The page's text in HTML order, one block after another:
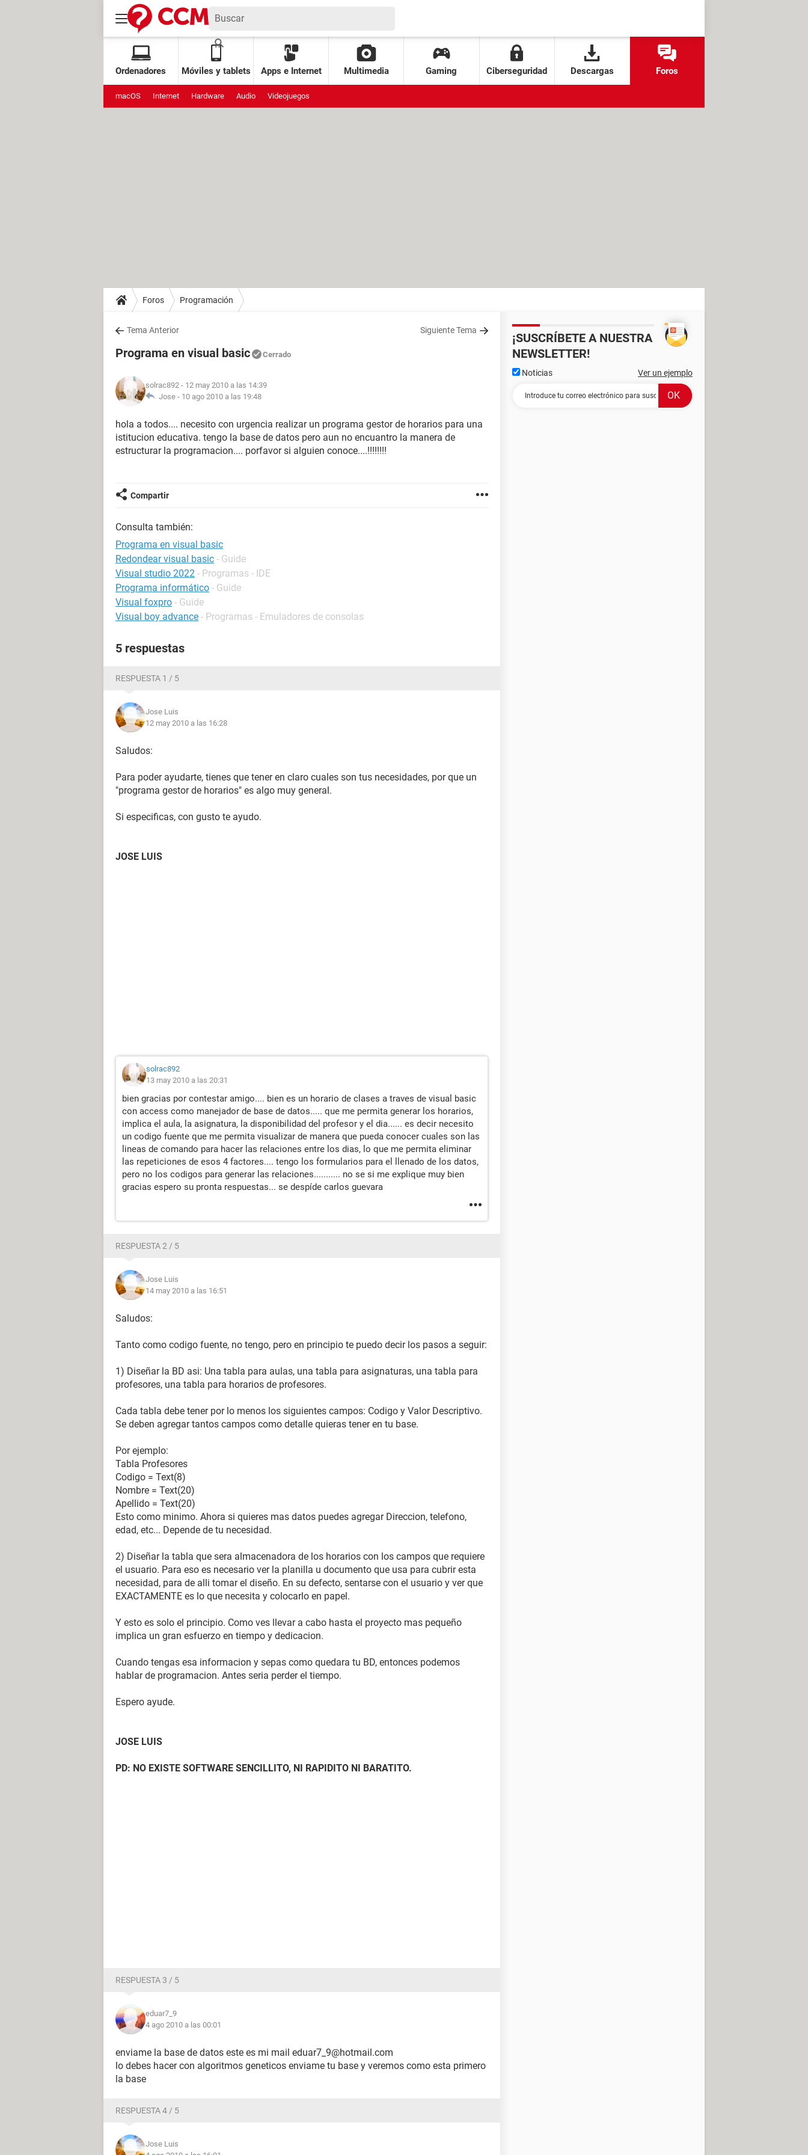
Ordenadores Móviles y tablets Apps e Internet Multimedia Gaming Ciberseguridad Descargas Foros
macOS Internet Hardware Audio Videojuegos
Foros Programación
Tema Anterior Siguiente Tema
Programa en visual basic Cerrado
solrac892 - 12 may 2010 a las 14:39
Jose - 10 ago 2010 a las 19:48
hola a todos.... necesito con urgencia realizar un programa gestor de horarios para una
istitucion educativa. tengo la base de datos pero aun no encuantro la manera de
estructurar la programacion.... porfavor si alguien conoce....!!!!!!!!
Compartir
Consulta también:
Programa en visual basic
Redondear visual basic - Guide
Visual studio 2022 - Programas - IDE
Programa informático - Guide
Visual foxpro - Guide
Visual boy advance - Programas - Emuladores de consolas
5 respuestas
RESPUESTA 1 / 5
Jose Luis
12 may 2010 a las 16:28
Saludos:
Para poder ayudarte, tienes que tener en claro cuales son tus necesidades, por que un
"programa gestor de horarios" es algo muy general.
Si especificas, con gusto te ayudo.
JOSE LUIS
solrac892
13 may 2010 a las 20:31
bien gracias por contestar amigo.... bien es un horario de clases a traves de visual basic
con access como manejador de base de datos..... que me permita generar los horarios,
implica el aula, la asignatura, la disponibilidad del profesor y el dia...... es decir necesito
un codigo fuente que me permita visualizar de manera que pueda conocer cuales son las
lineas de comando para hacer las relaciones entre los dias, lo que me permita eliminar
las repeticiones de esos 4 factores.... tengo los formularios para el llenado de los datos,
pero no los codigos para generar las relaciones........... no se si me explique muy bien
gracias espero su pronta respuestas... se despíde carlos guevara
RESPUESTA 2 / 5
Jose Luis
14 may 2010 a las 16:51
Saludos:
Tanto como codigo fuente, no tengo, pero en principio te puedo decir los pasos a seguir:
1) Diseñar la BD asi: Una tabla para aulas, una tabla para asignaturas, una tabla para
profesores, una tabla para horarios de profesores.
Cada tabla debe tener por lo menos los siguientes campos: Codigo y Valor Descriptivo.
Se deben agregar tantos campos como detalle quieras tener en tu base.
Por ejemplo:
Tabla Profesores
Codigo = Text(8)
Nombre = Text(20)
Apellido = Text(20)
Esto como minimo. Ahora si quieres mas datos puedes agregar Direccion, telefono,
edad, etc... Depende de tu necesidad.
2) Diseñar la tabla que sera almacenadora de los horarios con los campos que requiere
el usuario. Para eso es necesario ver la planilla u documento que usa para cubrir esta
necesidad, para de alli tomar el diseño. En su defecto, sentarse con el usuario y ver que
EXACTAMENTE es lo que necesita y colocarlo en papel.
Y esto es solo el principio. Como ves llevar a cabo hasta el proyecto mas pequeño
implica un gran esfuerzo en tiempo y dedicacion.
Cuando tengas esa informacion y sepas como quedara tu BD, entonces podemos
hablar de programacion. Antes seria perder el tiempo.
Espero ayude.
JOSE LUIS
PD: NO EXISTE SOFTWARE SENCILLITO, NI RAPIDITO NI BARATITO.
RESPUESTA 3 / 5
eduar7_9
4 ago 2010 a las 00:01
enviame la base de datos este es mi mail eduar7_9@hotmail.com
lo debes hacer con algoritmos geneticos enviame tu base y veremos como esta primero
la base
RESPUESTA 4 / 5
Jose Luis
¡SUSCRÍBETE A NUESTRA
NEWSLETTER!
Noticias Ver un ejemplo